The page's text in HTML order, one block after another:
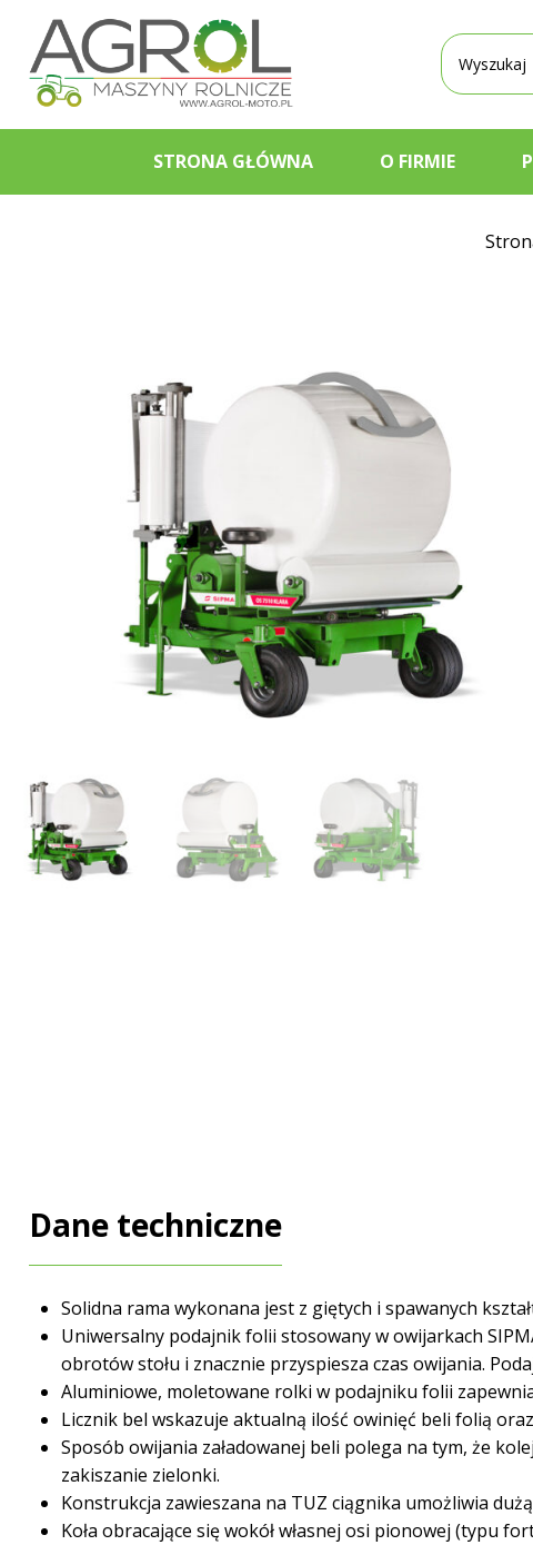
produktów
STRONA GŁÓWNA O FIRMIE
Dane techniczne
Solidna rama wykonana jest z giętych i spawanych
Uniwersalny podajnik folii stosowany w owijarkach
obrotów stołu i znacznie przyspiesza czas owijania.
Aluminiowe, moletowane rolki w podajniku folii
Licznik bel wskazuje aktualną ilość owinięć beli folią
Sposób owijania załadowanej beli polega na tym, że
zakiszanie zielonki.
Konstrukcja zawieszana na TUZ ciągnika umożliwia
Koła obracające się wokół własnej osi pionowej (typu